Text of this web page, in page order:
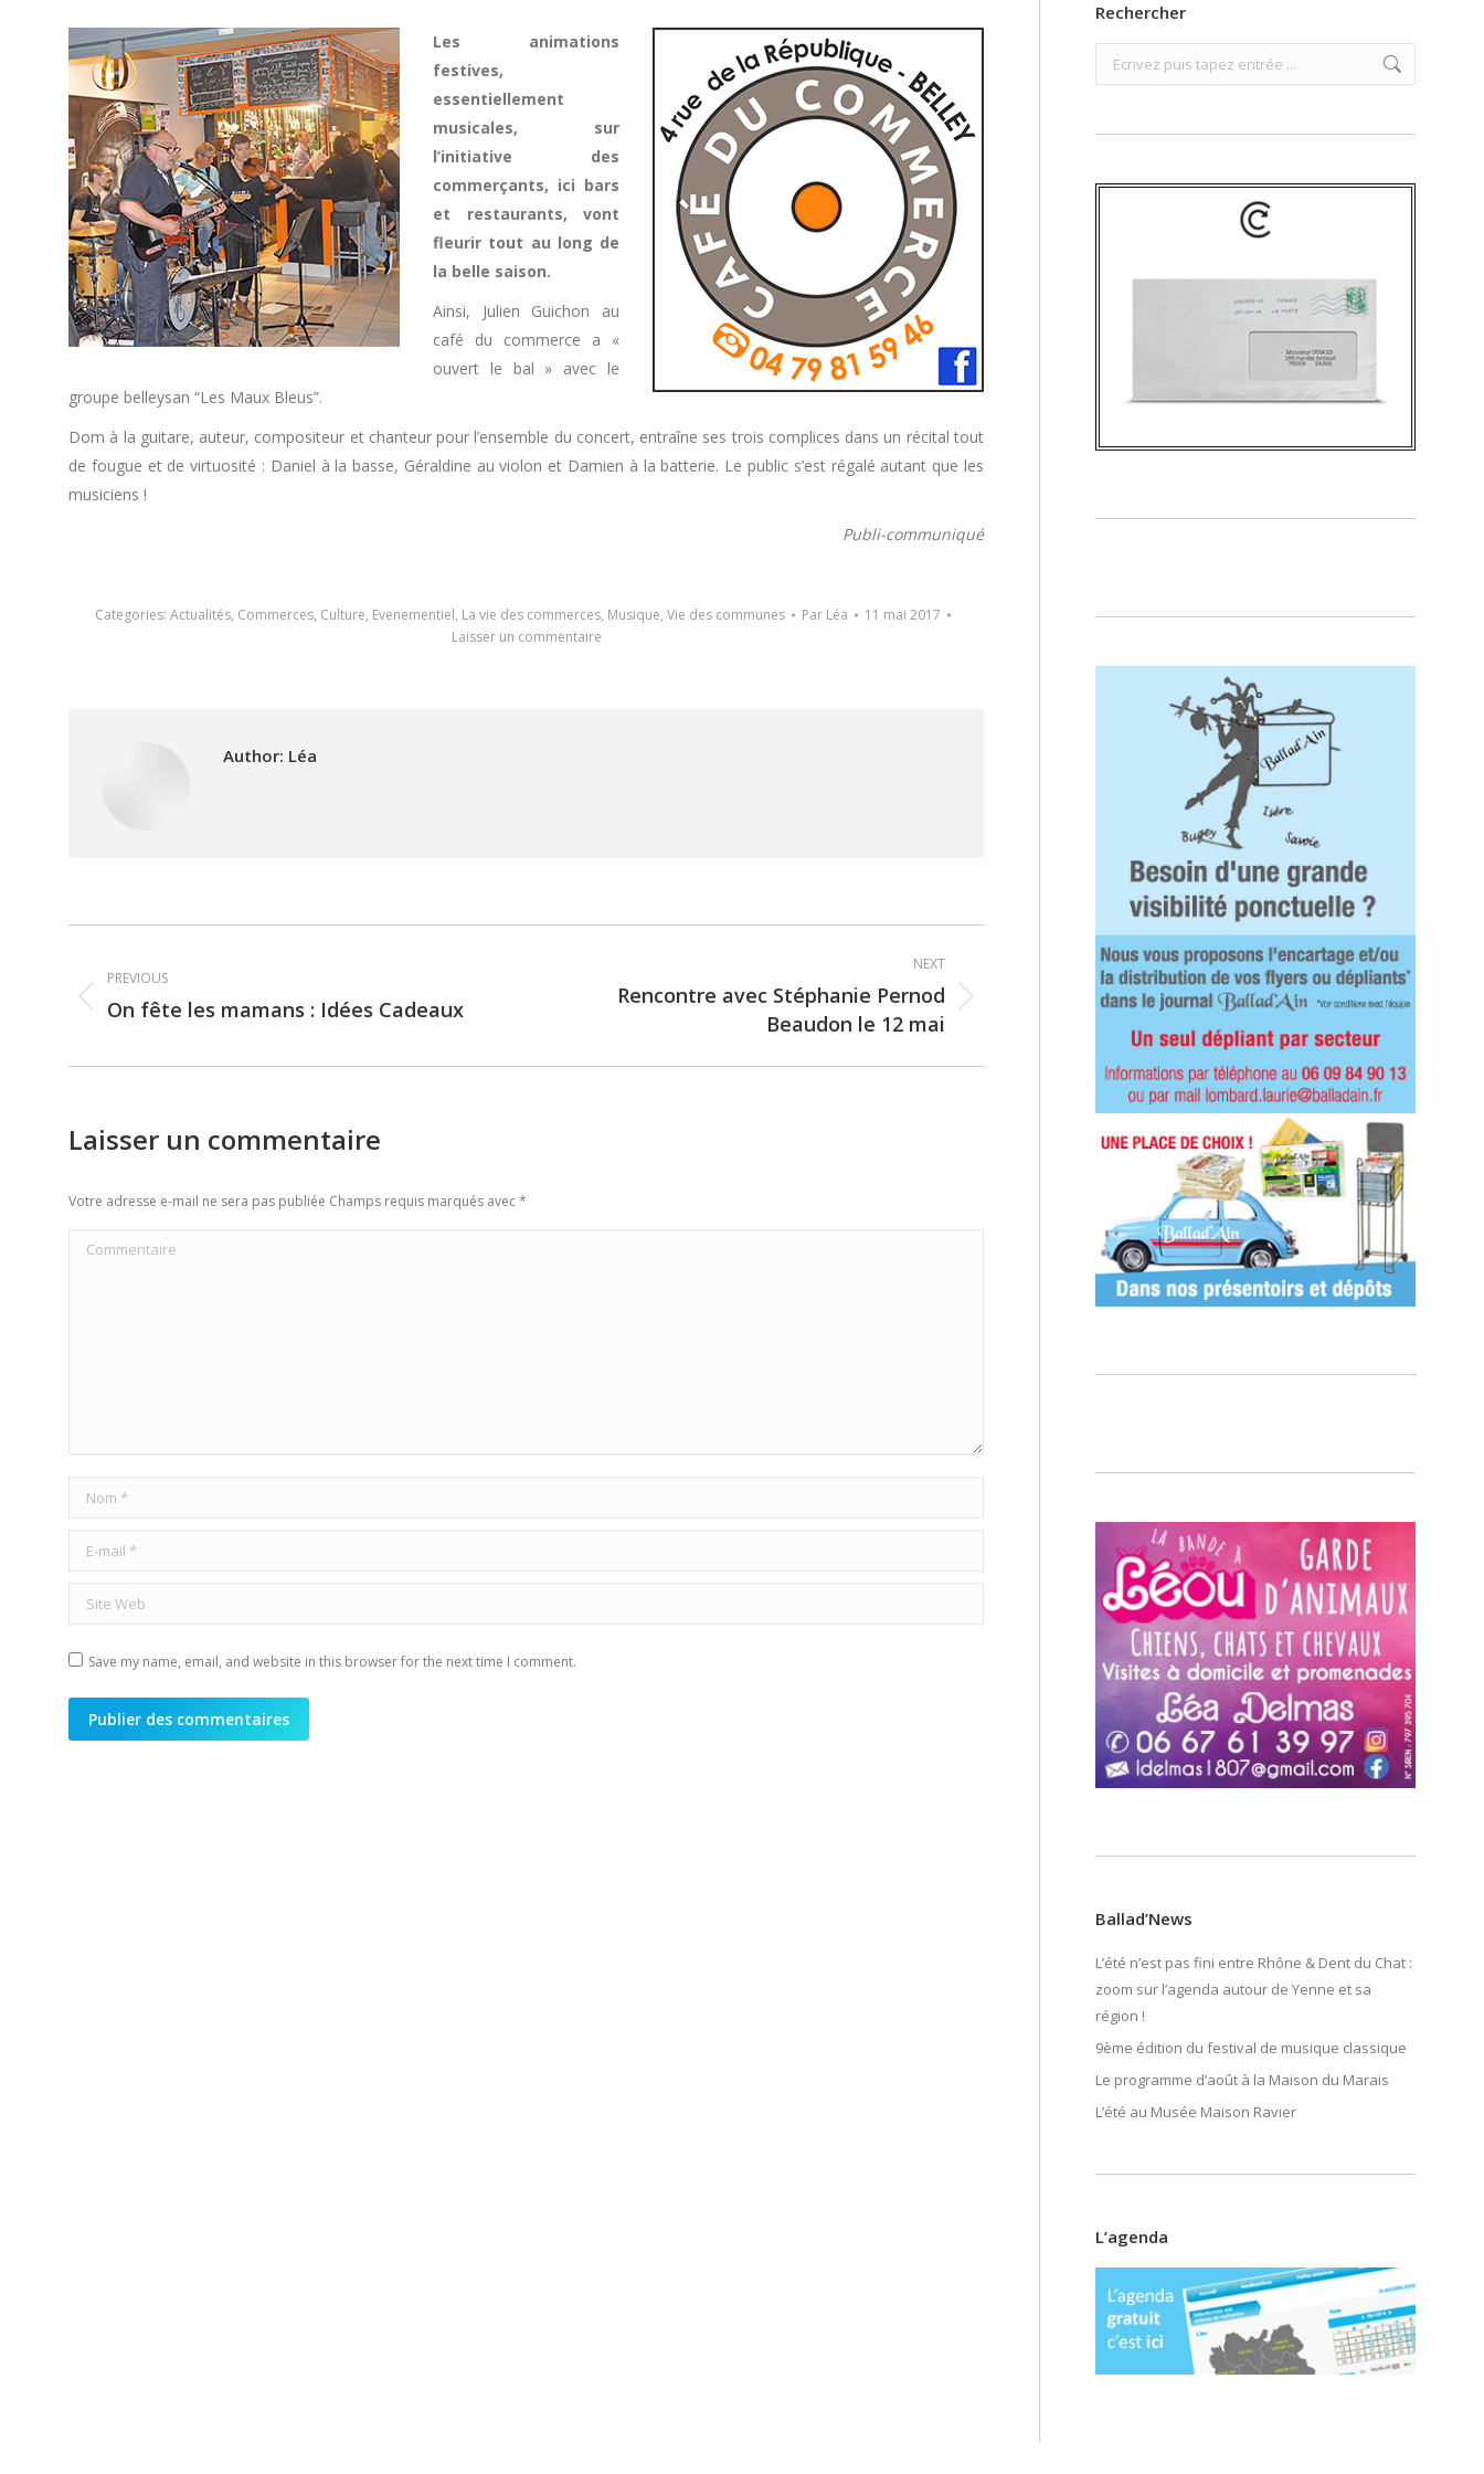
Les animations
festives,
essentiellement
musicales, sur
l’initiative des
commerçants, ici bars
et restaurants, vont
fleurir tout au long de
la belle saison.
Ainsi, Julien Guichon au
café du commerce a «
ouvert le bal » avec le
groupe belleysan “Les Maux Bleus”.
Dom à la guitare, auteur, compositeur et chanteur pour l’ensemble du concert, entraîne ses trois complices dans un récital tout
de fougue et de virtuosité : Daniel à la basse, Géraldine au violon et Damien à la batterie. Le public s’est régalé autant que les
musiciens !
Publi-communiqué
Categories: Actualités, Commerces, Culture, Evenementiel, La vie des commerces, Musique, Vie des communes Par Léa
11 mai 2017
Laisser un commentaire
Author: Léa
navigation
PREVIOUS
Previous
On fête les mamans : Idées Cadeaux
NEXT
Rencontre avec Stéphanie Pernod
Beaudon le 12 mai
Laisser un commentaire
Votre adresse e-mail ne sera pas publiée Champs requis marqués avec*
Commentaire
Nom *
E-mail *
Site Web
Save my name, email, and website in this browser for the next time I comment.
Publier des commentaires
Rechercher
Search:
Ballad’News
L’été n’est pas fini entre Rhône & Dent du Chat :
zoom sur l’agenda autour de Yenne et sa
région !
9ème édition du festival de musique classique
Le programme d’août à la Maison du Marais
L’été au Musée Maison Ravier
L’agenda